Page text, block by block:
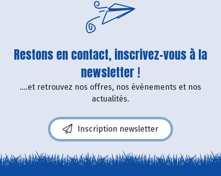
Restons en contact, inscrivez-vous à la
newsletter !
....et retrouvez nos offres, nos événements et nos
actualités.
Inscription newsletter